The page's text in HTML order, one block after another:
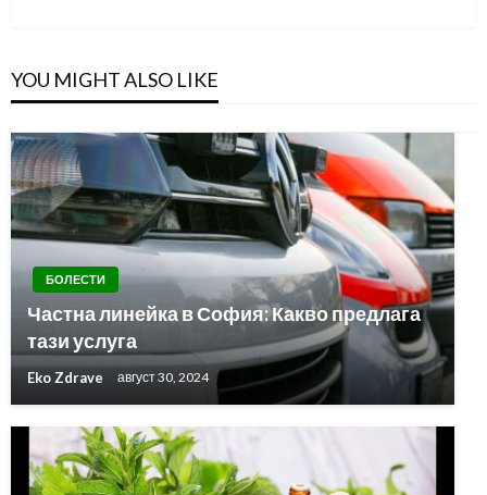
YOU MIGHT ALSO LIKE
БОЛЕСТИ
Частна линейка в София: Какво предлага
тази услуга
Eko Zdrave август 30, 2024